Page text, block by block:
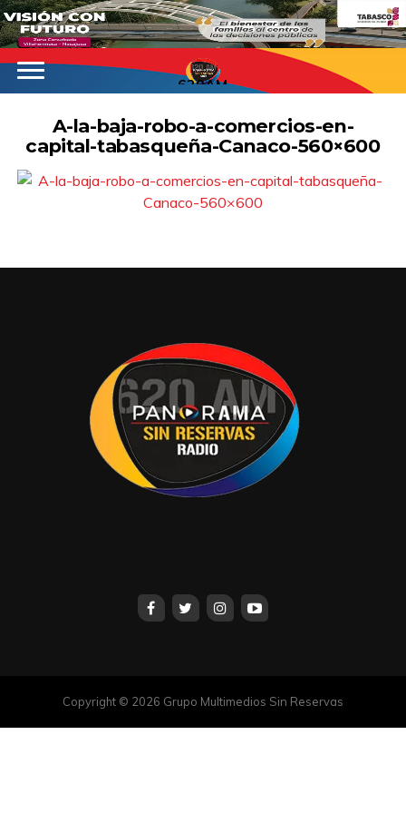
620AM
A-la-baja-robo-a-comercios-en-
capital-tabasqueña-Canaco-560×600
Copyright © 2026 Grupo Multimedios Sin Reservas